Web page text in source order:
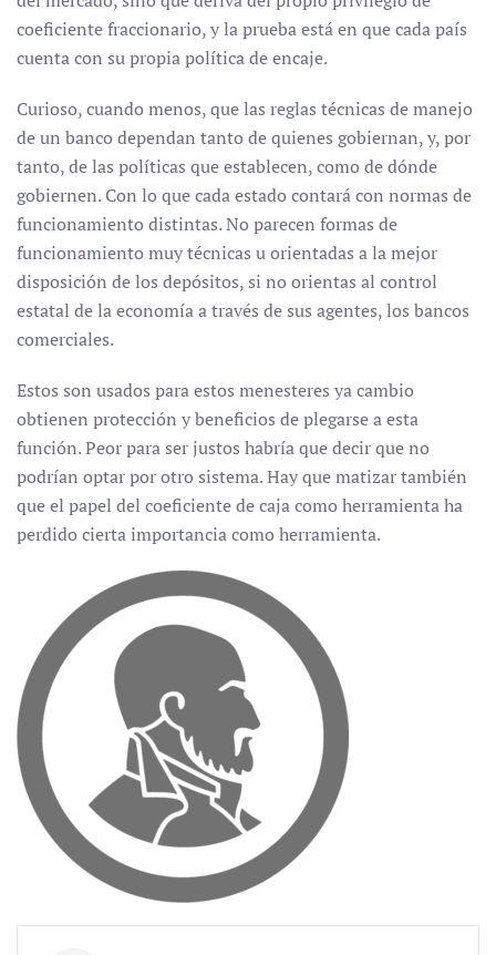
coeficiente fraccionario, y la prueba está en que cada país
cuenta con su propia política de encaje.
Curioso, cuando menos, que las reglas técnicas de manejo
de un banco dependan tanto de quienes gobiernan, y, por
tanto, de las políticas que establecen, como de dónde
gobiernen. Con lo que cada estado contará con normas de
funcionamiento distintas. No parecen formas de
funcionamiento muy técnicas u orientadas a la mejor
disposición de los depósitos, si no orientas al control
estatal de la economía a través de sus agentes, los bancos
comerciales.
Estos son usados para estos menesteres ya cambio
obtienen protección y beneficios de plegarse a esta
función. Peor para ser justos habría que decir que no
podrían optar por otro sistema. Hay que matizar también
que el papel del coeficiente de caja como herramienta ha
perdido cierta importancia como herramienta.